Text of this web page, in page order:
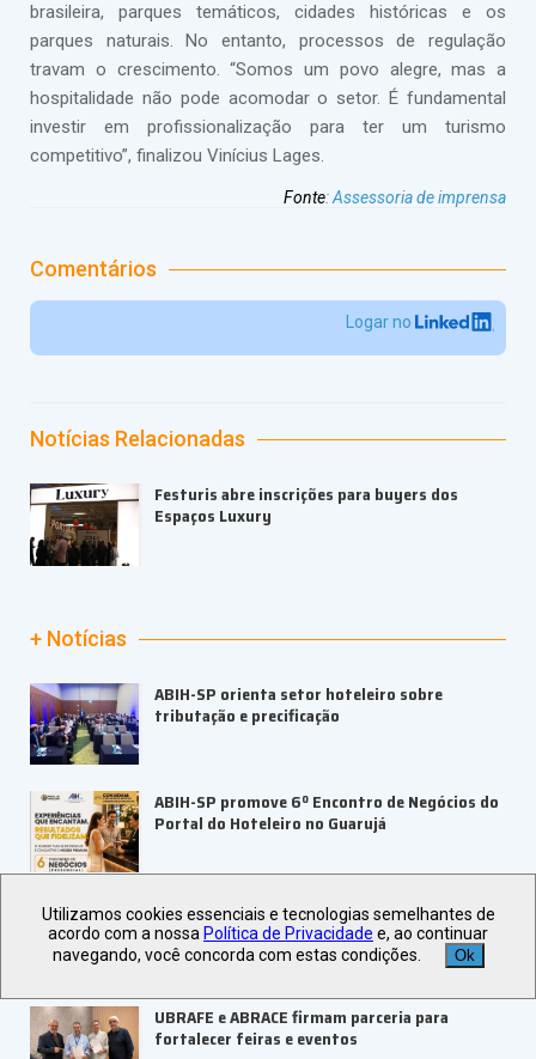
brasileira, parques temáticos, cidades históricas e os
parques naturais. No entanto, processos de regulação
travam o crescimento. “Somos um povo alegre, mas a
hospitalidade não pode acomodar o setor. É fundamental
investir em profissionalização para ter um turismo
competitivo”, finalizou Vinícius Lages.
Fonte:Assessoria de imprensa
Comentários
Logar no
Notícias Relacionadas
Festuris abre inscrições para buyers dos
Espaços Luxury
+ Notícias
ABIH-SP orienta setor hoteleiro sobre
tributação e precificação
ABIH-SP promove 6º Encontro de Negócios do
Portal do Hoteleiro no Guarujá
LAMEC 2026 abre inscrições com keynote
internacional
UBRAFE e ABRACE firmam parceria para
fortalecer feiras e eventos
Utilizamos cookies essenciais e tecnologias semelhantes de
acordo com a nossa Política de Privacidade e, ao continuar
navegando, você concorda com estas condições.
Ok